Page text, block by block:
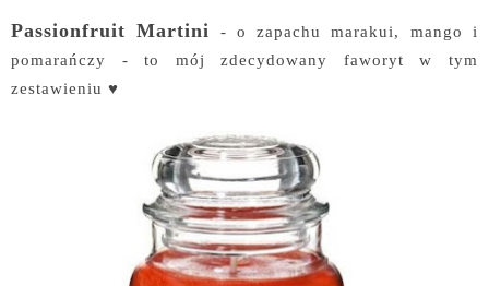
Passionfruit Martini - o zapachu marakui, mango i
pomarańczy - to mój zdecydowany faworyt w tym
zestawieniu ♥